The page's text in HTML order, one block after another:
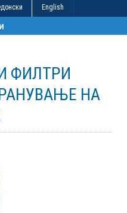
English
ФИЛТРИ
НА